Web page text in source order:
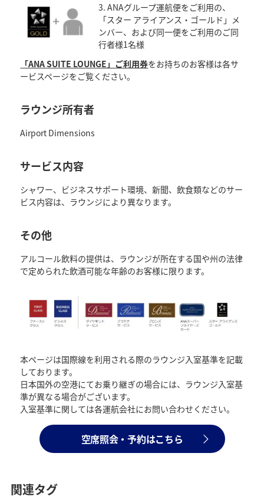
3. ANAグループ運航便をご利用の、
「スター アライアンス・ゴールド」メ
ンバー、および同一便をご利用のご同
行者様1名様
「ANA SUITE LOUNGE」ご利用券をお持ちのお客様は各サ
ービスページをご覧ください。
ラウンジ所有者
Airport Dimensions
サービス内容
シャワー、ビジネスサポート環境、新聞、飲食類などのサー
ビス内容は、ラウンジにより異なります。
その他
アルコール飲料の提供は、ラウンジが所在する国や州の法律
で定められた飲酒可能な年齢のお客様に限ります。
本ページは国際線を利用される際のラウンジ入室基準を記載
しております。
日本国外の空港にてお乗り継ぎの場合には、ラウンジ入室基
準が異なる場合がございます。
入室基準に関しては各運航会社にお問い合わせください。
空席照会・予約はこちら
関連タグ